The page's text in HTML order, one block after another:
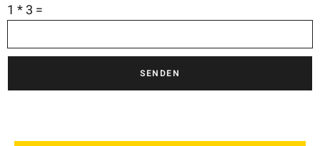
1 * 3 =
SENDEN